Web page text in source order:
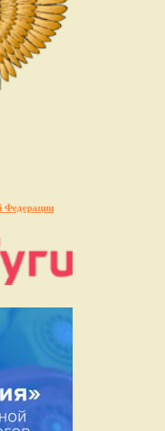
Федерации